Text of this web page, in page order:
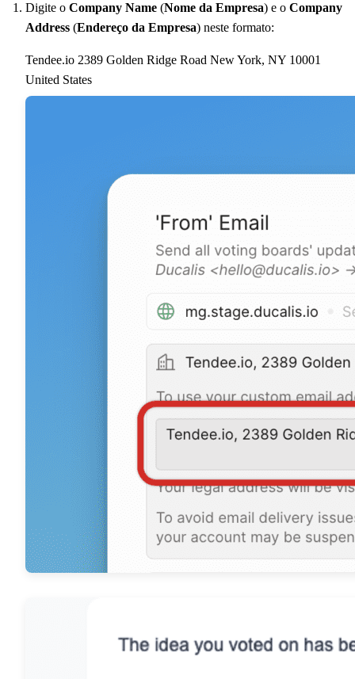
Digite o Company Name (Nome da Empresa) e o Company
Address (Endereço da Empresa) neste formato:
Tendee.io 2389 Golden Ridge Road New York, NY 10001
United States